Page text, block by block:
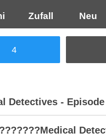
Zufall Neu
4
Detectives -